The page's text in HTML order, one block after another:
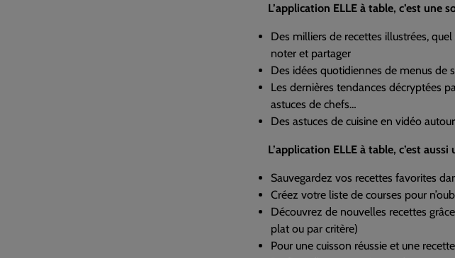
L’application ELLE à table, c’est une
Des milliers de recettes illustrées,
noter et partager
Des idées quotidiennes de menus de
Les dernières tendances décryptées
astuces de chefs…
Des astuces de cuisine en vidéo
L’application ELLE à table, c’est
Sauvegardez vos recettes favorites
Créez votre liste de courses pour
Découvrez de nouvelles recettes
plat ou par critère)
Pour une cuisson réussie et une